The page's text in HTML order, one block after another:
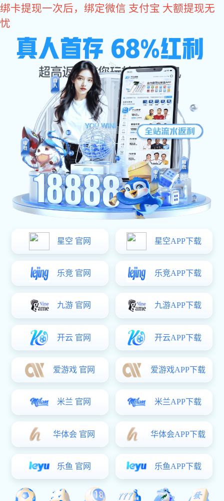
非凡娱乐
非凡娱乐车业
非凡娱乐:斯派菲勒罐车销
售有限公司
网站非
您当前位置：非凡娱乐> 公司非凡娱乐 >行业资讯>
自卸半
在物流运输和工程建设领域，自卸半挂车以其高能效、灵
自卸半挂车厂家至关重要。本文将围绕如何挑选优质厂
为什么选择专业自卸半挂车厂家很重要？
自卸半挂车作为重型运输设备，其设计复杂、制造工艺要
费。
1、资质认证与生产实力
首先，要查看厂家是否具备相关资质认证，例如ISO9001
理水平的体现。此外，考察厂家的生产线规模、设备精湛程
合高标准。
非凡娱乐 种类与定制化能力
特定工况的车型。除此之外，部分厂家还支持个性化定制服务
售后服务保障